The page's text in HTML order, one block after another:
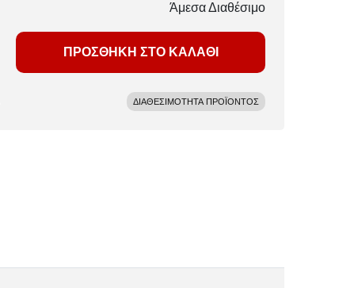
Άμεσα Διαθέσιμο
ΠΡΟΣΘΗΚΗ ΣΤΟ ΚΑΛΑΘΙ
ΔΙΑΘΕΣΙΜΟΤΗΤΑ ΠΡΟΪΟΝΤΟΣ